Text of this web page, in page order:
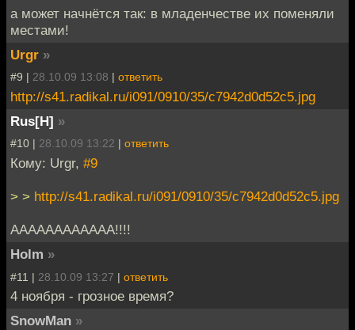
а может начнётся так: в младенчестве их поменяли
местами!
Urgr »
#9 | 28.10.09 13:08 | ответить
http://s41.radikal.ru/i091/0910/35/c7942d0d52c5.jpg
Rus[H] »
#10 | 28.10.09 13:22 | ответить
Кому: Urgr, #9
> > http://s41.radikal.ru/i091/0910/35/c7942d0d52c5.jpg
АААААААААААА!!!!
Holm »
#11 | 28.10.09 13:27 | ответить
4 ноября - грозное время?
SnowMan »